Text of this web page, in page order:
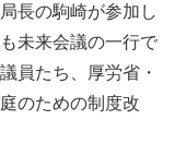
長の駒崎が参加し
未来会議の一行で
員たち、厚労省・
のための制度改